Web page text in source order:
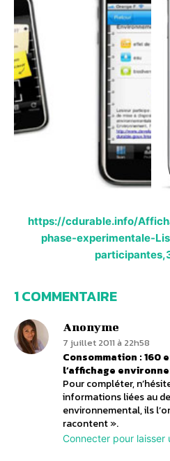
https://cdurable.info/
phase-experimentale-
1 COMMENTAIRE
Anonyme
7 juillet 2011 à 22h58
Consommation :
l’affichage
Pour compléter,
informations liées au
environnemental, ils
racontent ».
Connecter pour laisser